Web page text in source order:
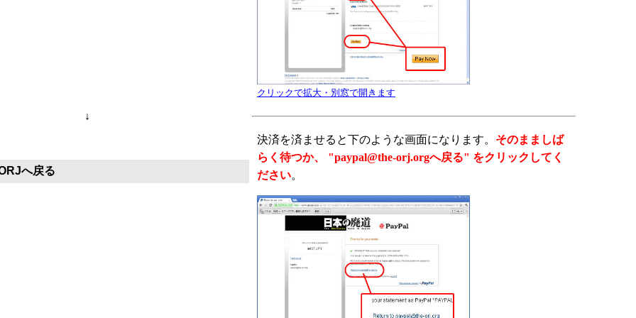
クリックで拡大・別窓で開きます
↓
へ戻る
決済を済ませると下のような画面になります。 そのまましば
らく待つか、 "paypal@the-orj.orgへ戻る" をクリックしてく
ださい。